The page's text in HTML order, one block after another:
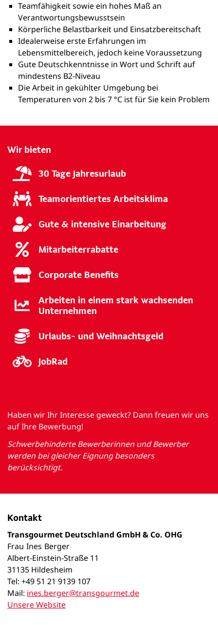
Teamfähigkeit sowie ein hohes Maß an
Verantwortungsbewusstsein
Körperliche Belastbarkeit und Einsatzbereitschaft
Idealerweise erste Erfahrungen im
Lebensmittelbereich, jedoch keine Voraussetzung
Gute Deutschkenntnisse in Wort und Schrift auf
mindestens B2-Niveau
Die Arbeit in gekühlter Umgebung bei
Temperaturen von 2 bis 7 °C ist für Sie kein Problem
Wir bieten
30 Tage Jahresurlaub
Teamorientiertes Arbeitsklima
Gute & intensive Einarbeitung
Mitarbeiterrabatte
Corporate Benefits
Arbeiten in einem stark wachsenden
Unternehmen
Urlaubs- und Weihnachtsgeld
JobRad
Haben wir Ihr Interesse geweckt? Dann freuen wir uns
auf Ihre Bewerbung!
Schwerbehinderte Bewerberinnen und Bewerber
werden bei gleicher Eignung besonders
berücksichtigt.
Kontakt
Transgourmet Deutschland GmbH & Co. OHG
Frau Ines Berger
Albert-Einstein-Straße 11
31135 Hildesheim
Tel: +49 51 21 9139 107
Mail: ines.berger@transgourmet.de
Unsere Website